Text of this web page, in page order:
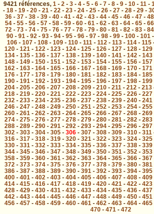
9421 références, 1 - 2 - 3 - 4 - 5 - 6 - 7 - 8 - 9 - 10 - 11 -
- 18 - 19 - 20 - 21 - 22 - 23 - 24 - 25 - 26 - 27 - 28 - 29 -
36- 37- 38- 39- 40- 41- 42- 43- 44- 45- 46- 47- 48
54- 55- 56- 57- 58- 59- 60- 61- 62- 63- 64- 65- 66
72- 73- 74- 75- 76- 77- 78- 79- 80- 81- 82- 83- 84
90- 91- 92- 93- 94- 95- 96- 97- 98- 99- 100- 101-
106 - 107 - 108 - 109 - 110 - 111 - 112 - 113 - 114 - 115
120- 121- 122- 123- 124- 125- 126- 127- 128- 129
134- 135- 136- 137- 138- 139- 140- 141- 142- 143
148- 149- 150- 151- 152- 153- 154- 155- 156- 157
162- 163- 164- 165- 166- 167- 168- 169- 170- 171
176- 177- 178- 179- 180- 181- 182- 183- 184- 185
190- 191- 192- 193- 194- 195- 196- 197- 198- 199
204 - 205 - 206 - 207 - 208 - 209 - 210 - 211 - 212 - 213
218- 219- 220- 221- 222- 223- 224- 225- 226- 227
232- 233- 234- 235- 236- 237- 238- 239- 240- 241
246- 247- 248- 249- 250- 251- 252- 253- 254- 255
260- 261- 262- 263- 264- 265- 266- 267- 268- 269
274- 275- 276- 277- 278- 279- 280- 281- 282- 283
288- 289- 290- 291- 292- 293- 294- 295- 296- 297
302 - 303 - 304 - 305 - 306 - 307 - 308 - 309 - 310 - 311
316- 317- 318- 319- 320- 321- 322- 323- 324- 325
330- 331- 332- 333- 334- 335- 336- 337- 338- 339
344- 345- 346- 347- 348- 349- 350- 351- 352- 353
358- 359- 360- 361- 362- 363- 364- 365- 366- 367
372- 373- 374- 375- 376- 377- 378- 379- 380- 381
386- 387- 388- 389- 390- 391- 392- 393- 394- 395
400 - 401 - 402 - 403 - 404 - 405 - 406 - 407 - 408 - 409
414- 415- 416- 417- 418- 419- 420- 421- 422- 423
428- 429- 430- 431- 432- 433- 434- 435- 436- 437
442- 443- 444- 445- 446- 447- 448- 449- 450- 451
456- 457- 458- 459- 460- 461- 462- 463- 464- 465
470- 471- 472